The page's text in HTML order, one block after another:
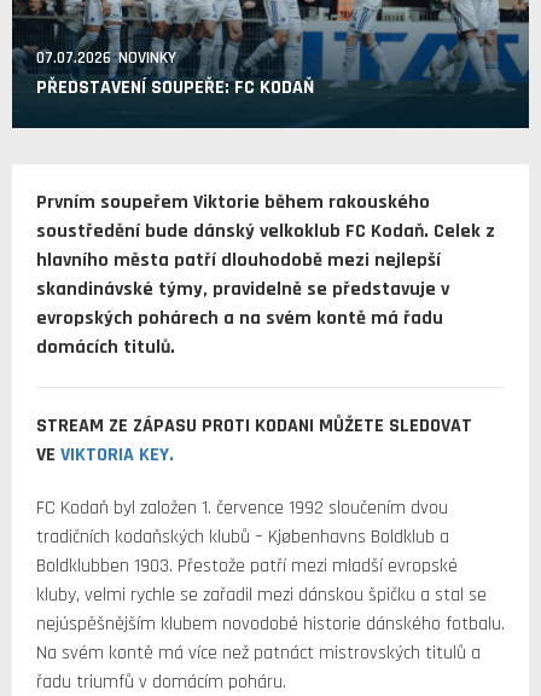
07.07.2026 NOVINKY
PŘEDSTAVENÍ SOUPEŘE: FC KODAŇ
Prvním soupeřem Viktorie během rakouského
soustředění bude dánský velkoklub FC Kodaň. Celek z
hlavního města patří dlouhodobě mezi nejlepší
skandinávské týmy, pravidelně se představuje v
evropských pohárech a na svém kontě má řadu
domácích titulů.
STREAM ZE ZÁPASU PROTI KODANI MŮŽETE SLEDOVAT
VE VIKTORIA KEY.
FC Kodaň byl založen 1. července 1992 sloučením dvou
tradičních kodaňských klubů – Kjøbenhavns Boldklub a
Boldklubben 1903. Přestože patří mezi mladší evropské
kluby, velmi rychle se zařadil mezi dánskou špičku a stal se
nejúspěšnějším klubem novodobé historie dánského fotbalu.
Na svém kontě má více než patnáct mistrovských titulů a
řadu triumfů v domácím poháru.